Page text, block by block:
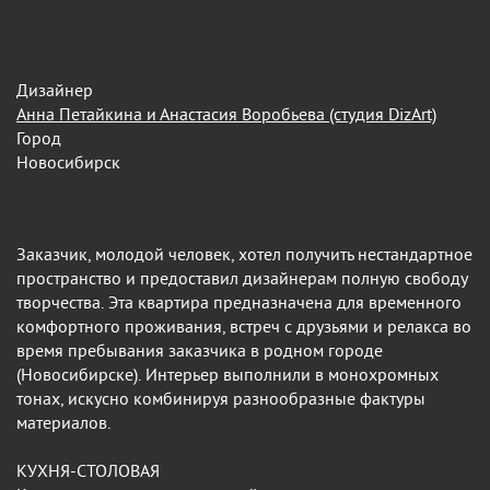
Дизайнер
Анна Петайкина и Анастасия Воробьева (студия DizArt)
Город
Новосибирск
Заказчик, молодой человек, хотел получить нестандартное
пространство и предоставил дизайнерам полную свободу
творчества. Эта квартира предназначена для временного
комфортного проживания, встреч с друзьями и релакса во
время пребывания заказчика в родном городе
(Новосибирске). Интерьер выполнили в монохромных
тонах, искусно комбинируя разнообразные фактуры
материалов.
КУХНЯ-СТОЛОВАЯ